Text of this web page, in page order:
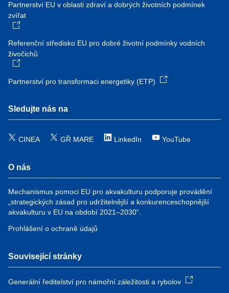
Partnerství EU v oblasti zdraví a dobrých životních podmínek
zvířat
Referenční středisko EU pro dobré životní podmínky vodních
živočichů
Partnerství pro transformaci energetiky (ETP)
Sledujte nás na
CINEA GŘ MARE LinkedIn YouTube
O nás
Mechanismus pomoci EU pro akvakulturu podporuje provádění
„strategických zásad pro udržitelnější a konkurenceschopnější
akvakulturu v EU na období 2021–2030“.
Prohlášení o ochraně údajů
Související stránky
Generální ředitelství pro námořní záležitosti a rybolov